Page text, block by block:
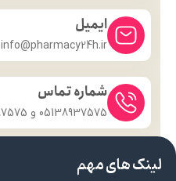
ایمیل
info@pharmacy24h.ir
شماره تماس
05138937575 و 09357887575
لینک های مهم